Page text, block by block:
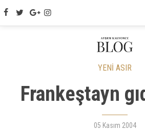
YENİ ASIR
Frankeştayn
05 Kasım 2004